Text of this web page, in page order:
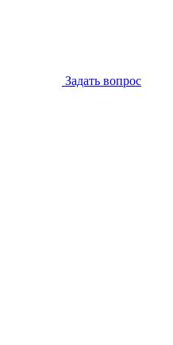
Задать вопрос